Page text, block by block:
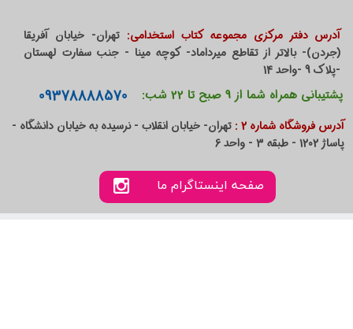
آدرس دفتر مرکزی مجموعه کتاب استخدامی: تهران- خیابان آفریقا
(جردن)- بالاتر از تقاطع میرداماد- کوچه مینا - جنب سفارت لهستان
-پلاک 9 -واحد 14
صفحه اینستاگرام ما
پشتیبانی همراه شما از 9 صبح تا 22 شب: 09378888570
آدرس فروشگاه شماره 2 :
تهران- خیابان انقلاب - نرسیده به خیابان دانشگاه -
پاساژ 1202 - طبقه 3 - واحد 6